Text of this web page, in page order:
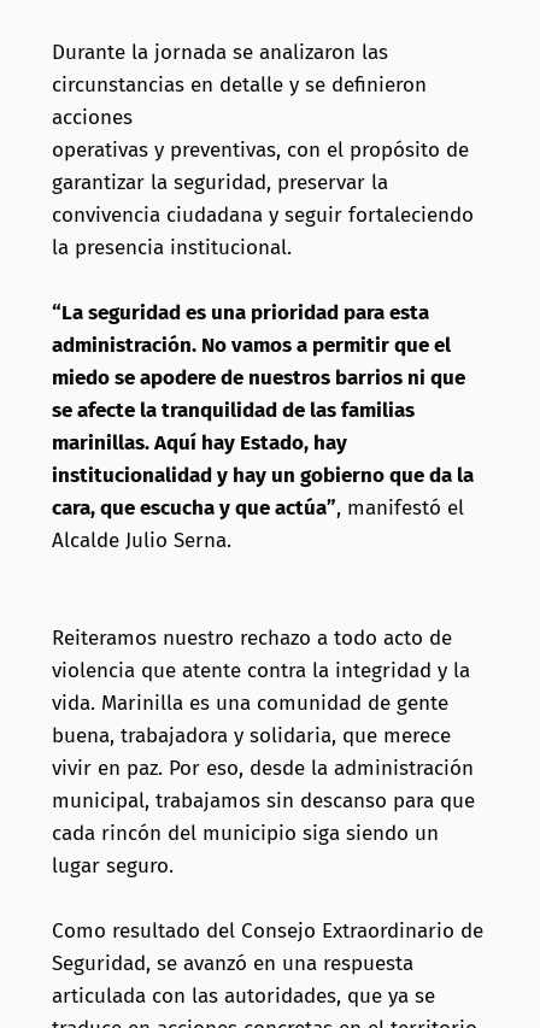
Durante la jornada se analizaron las
circunstancias en detalle y se definieron
acciones
operativas y preventivas, con el propósito de
garantizar la seguridad, preservar la
convivencia ciudadana y seguir fortaleciendo
la presencia institucional.
“La seguridad es una prioridad para esta
administración. No vamos a permitir que el
miedo se apodere de nuestros barrios ni que
se afecte la tranquilidad de las familias
marinillas. Aquí hay Estado, hay
institucionalidad y hay un gobierno que da la
cara, que escucha y que actúa”, manifestó el
Alcalde Julio Serna.
Reiteramos nuestro rechazo a todo acto de
violencia que atente contra la integridad y la
vida. Marinilla es una comunidad de gente
buena, trabajadora y solidaria, que merece
vivir en paz. Por eso, desde la administración
municipal, trabajamos sin descanso para que
cada rincón del municipio siga siendo un
lugar seguro.
Como resultado del Consejo Extraordinario de
Seguridad, se avanzó en una respuesta
articulada con las autoridades, que ya se